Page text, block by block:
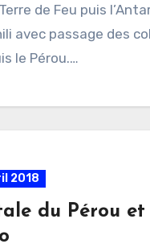
de Feu puis
avec passage des
le Pérou.…
2018
du Pérou et